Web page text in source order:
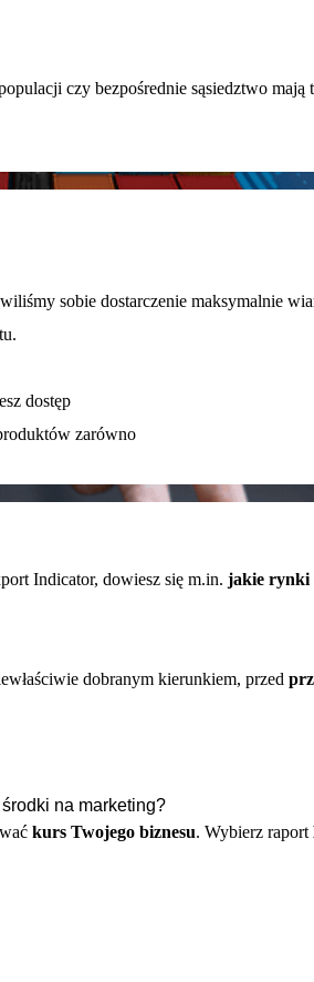
czy bezpośrednie sąsiedztwo mają
sobie dostarczenie maksymalnie
dostęp
zarówno
Indicator, dowiesz się m.in. jakie rynki
dobranym kierunkiem, przed
na marketing?
kurs Twojego biznesu. Wybierz raport